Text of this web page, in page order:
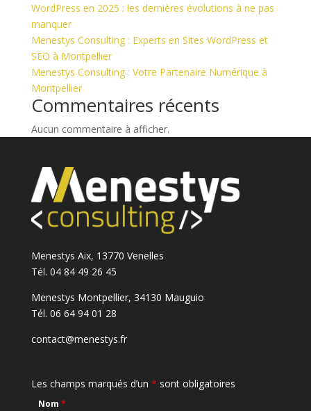
WordPress en 2025 : les dernières évolutions à ne pas
manquer
Menestys Consulting : Experts en Sites WordPress et
SEO à Montpellier
Menestys Consulting : Votre Partenaire Numérique à
Montpellier
Commentaires récents
Aucun commentaire à afficher.
Menestys Aix, 13770 Venelles
Tél. 04 84 49 26 45
Menestys Montpellier, 34130 Mauguio
Tél. 06 64 94 01 28
contact@menestys.fr
Les champs marqués d’un * sont obligatoires
Nom *